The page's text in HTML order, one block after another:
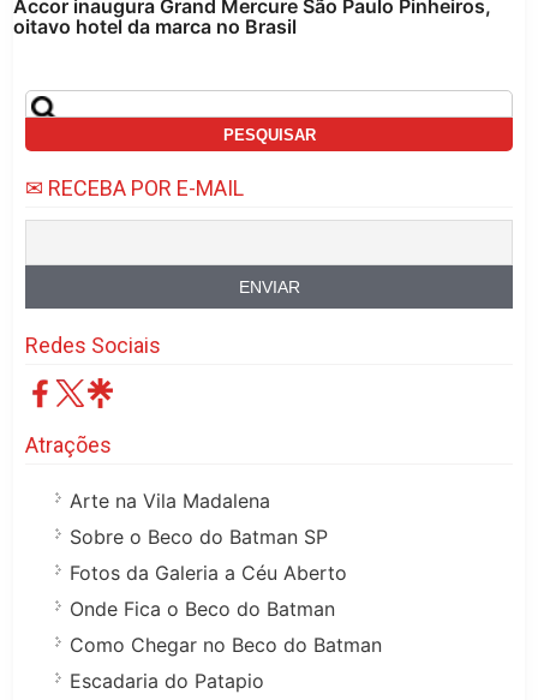
Accor inaugura Grand Mercure São Paulo Pinheiros,
oitavo hotel da marca no Brasil
✉ RECEBA POR E-MAIL
Redes Sociais
Atrações
Arte na Vila Madalena
Sobre o Beco do Batman SP
Fotos da Galeria a Céu Aberto
Onde Fica o Beco do Batman
Como Chegar no Beco do Batman
Escadaria do Patapio